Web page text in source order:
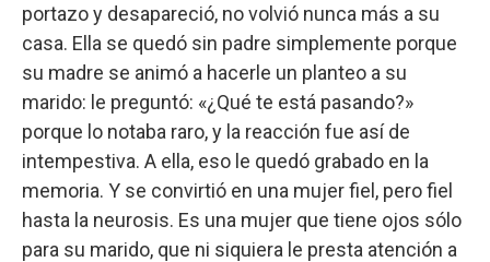
portazo y desapareció, no volvió nunca más a su
casa. Ella se quedó sin padre simplemente porque
su madre se animó a hacerle un planteo a su
marido: le preguntó: «¿Qué te está pasando?»
porque lo notaba raro, y la reacción fue así de
intempestiva. A ella, eso le quedó grabado en la
memoria. Y se convirtió en una mujer fiel, pero fiel
hasta la neurosis. Es una mujer que tiene ojos sólo
para su marido, que ni siquiera le presta atención a